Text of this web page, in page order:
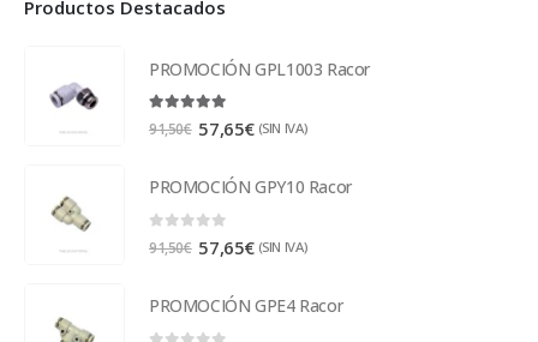
Productos Destacados
PROMOCIÓN GPL1003 Racor
5.00out of 5
91,50€ 57,65€ (SIN IVA)
PROMOCIÓN GPY10 Racor
0 out of 5
91,50€ 57,65€ (SIN IVA)
PROMOCIÓN GPE4 Racor